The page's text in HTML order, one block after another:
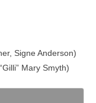
Signe Anderson)
Mary Smyth)